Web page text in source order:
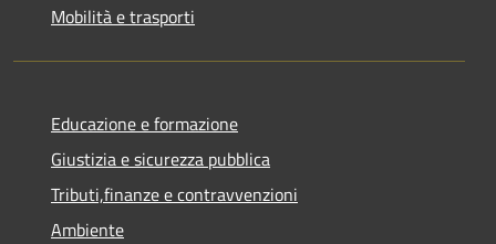
Mobilità e trasporti
Educazione e formazione
Giustizia e sicurezza pubblica
Tributi,finanze e contravvenzioni
Ambiente